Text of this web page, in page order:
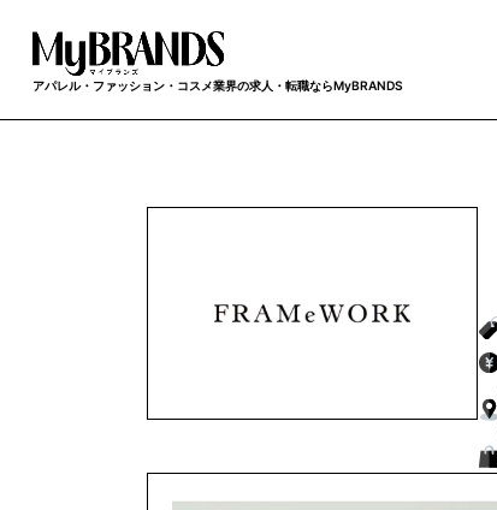
アパレル・ファッション・コスメ業界の求人・転職ならMyBRANDS